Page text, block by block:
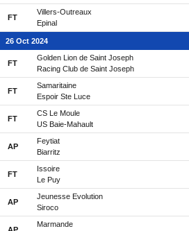
FT
Villers-Outreaux
Epinal
26 Oct 2024
FT
Golden Lion de Saint Joseph
Racing Club de Saint Joseph
FT
Samaritaine
Espoir Ste Luce
FT
CS Le Moule
US Baie-Mahault
AP
Feytiat
Biarritz
FT
Issoire
Le Puy
AP
Jeunesse Evolution
Siroco
Marmande